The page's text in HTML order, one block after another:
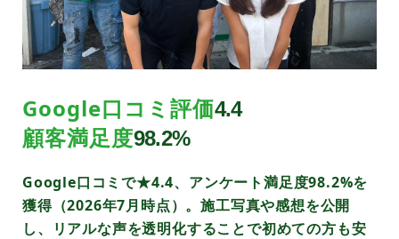
Google口コミ評価4.4
顧客満足度98.2%
Google口コミで★4.4、アンケート満足度98.2%を
獲得（2026年7月時点）。施工写真や感想を公開
し、リアルな声を透明化することで初めての方も安